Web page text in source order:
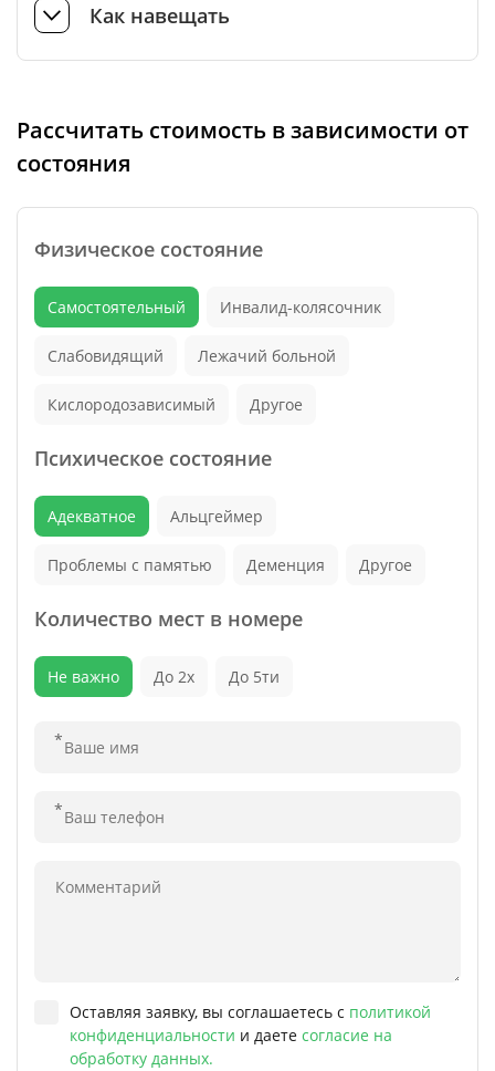
Как навещать
Рассчитать стоимость в зависимости от
состояния
Физическое состояние
Самостоятельный Инвалид-колясочник
Слабовидящий Лежачий больной
Кислородозависимый Другое
Психическое состояние
Адекватное Альцгеймер
Проблемы с памятью Деменция Другое
Количество мест в номере
Не важно До 2х До 5ти
Оставляя заявку, вы соглашаетесь с политикой
конфиденциальности и даете согласие на
обработку данных.